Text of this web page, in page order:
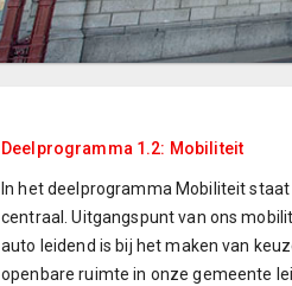
Deelprogramma 1.2: Mobiliteit
In het deelprogramma Mobiliteit
centraal. Uitgangspunt van ons
auto leidend is bij het maken van
openbare ruimte in onze gemeente